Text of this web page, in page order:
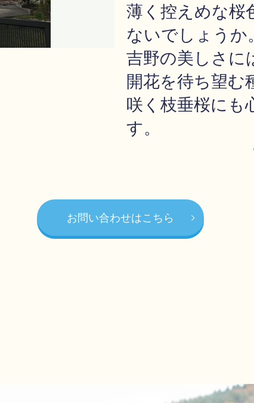
薄く控えめな桜
ないでしょうか
吉野の美しさに
開花を待ち望む
咲く枝垂桜にも
す。
お問い合わせはこちら